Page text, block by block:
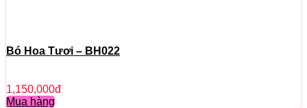
Bó Hoa Tươi – BH022
1,150,000đ
Mua hàng